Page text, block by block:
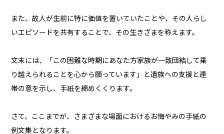
また、故人が生前に特に価値を置いていたことや、その人らし
いエピソードを共有することで、その生きざまを称えます。
文末には、「この困難な時期にあなた方家族が一致団結して乗
り越えられることを心から願っています」と遺族への支援と連
帯の意を示し、手紙を締めくくります。
さて、ここまでが、さまざまな場面におけるお悔やみの手紙の
例文集となります。